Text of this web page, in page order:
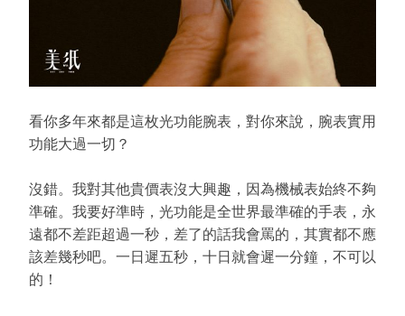
看你多年來都是這枚光功能腕表，對你來說，腕表實用
功能大過一切？
沒錯。我對其他貴價表沒大興趣，因為機械表始終不夠
準確。我要好準時，光功能是全世界最準確的手表，永
遠都不差距超過一秒，差了的話我會罵的，其實都不應
該差幾秒吧。一日遲五秒，十日就會遲一分鐘，不可以
的！